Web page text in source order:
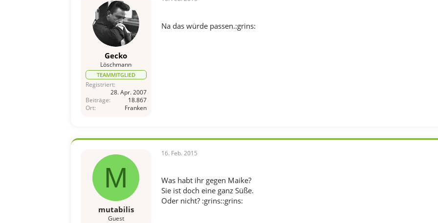
Gecko
Löschmann
TEAMMITGLIED
Registriert
28. Apr. 2007
Beiträge
18.867
Ort
Franken
Na das würde passen.:grins:
M
mutabilis
Guest
16. Feb. 2015
Was habt ihr gegen Maike?
Sie ist doch eine ganz Süße.
Oder nicht? :grins::grins: